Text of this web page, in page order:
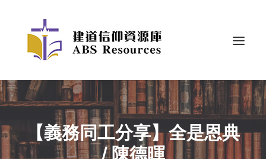
【義務同工分享】全是恩典
/ 陳德暉